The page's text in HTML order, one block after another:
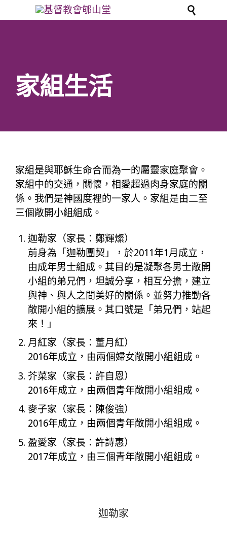

家組生活
家組是與耶穌生命合而為一的屬靈家庭聚會。
家組中的交通，關懷，相愛超過肉身家庭的關
係。我們是神國度裡的一家人。家組是由二至
三個敞開小組組成。
迦勒家（家長：鄭輝燦）
前身為「迦勒團契」，於2011年1月成立，
由成年男士組成。其目的是凝聚各男士敞開
小組的弟兄們，坦誠分享，相互分擔，建立
與神、與人之間美好的關係。並努力推動各
敞開小組的擴展。其口號是「弟兄們，站起
來！」
月紅家（家長：董月紅）
2016年成立，由兩個婦女敞開小組組成。
芥菜家（家長：許自恩）
2016年成立，由兩個青年敞開小組組成。
麥子家（家長：陳俊強）
2016年成立，由兩個青年敞開小組組成。
盈愛家（家長：許詩惠）
2017年成立，由三個青年敞開小組組成。
迦勒家